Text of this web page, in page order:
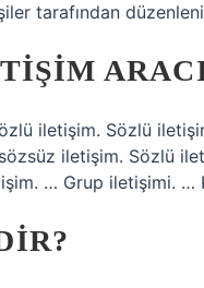
tarafından
iletişim. Sözlü
iletişim. Sözlü
… Grup iletişimi. …